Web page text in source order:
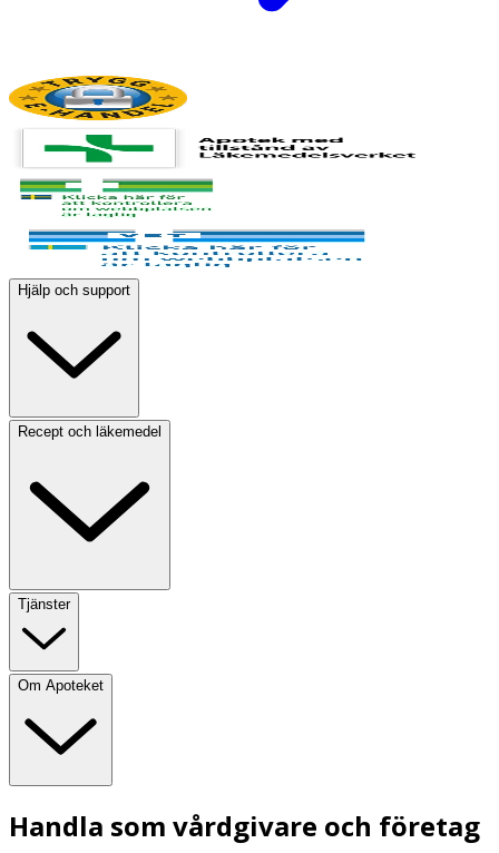
Hjälp och support
Recept och läkemedel
Tjänster
Om Apoteket
Handla som vårdgivare och företag